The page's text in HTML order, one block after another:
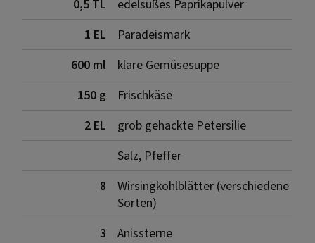
0,5 TL
edelsüßes Paprikapulver
1 EL
Paradeismark
600 ml
klare Gemüsesuppe
150 g
Frischkäse
2 EL
grob gehackte Petersilie
Salz, Pfeffer
8
Wirsingkohlblätter (verschiedene
Sorten)
3
Anissterne